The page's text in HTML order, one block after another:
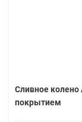
Сливное колено
покрытием